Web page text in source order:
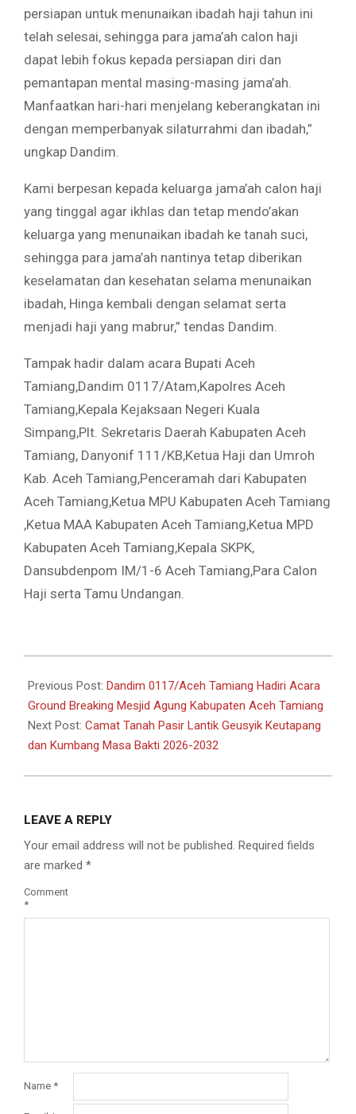
persiapan untuk menunaikan ibadah haji tahun ini
telah selesai, sehingga para jama’ah calon haji
dapat lebih fokus kepada persiapan diri dan
pemantapan mental masing-masing jama’ah.
Manfaatkan hari-hari menjelang keberangkatan ini
dengan memperbanyak silaturrahmi dan ibadah,”
ungkap Dandim.
Kami berpesan kepada keluarga jama’ah calon haji
yang tinggal agar ikhlas dan tetap mendo’akan
keluarga yang menunaikan ibadah ke tanah suci,
sehingga para jama’ah nantinya tetap diberikan
keselamatan dan kesehatan selama menunaikan
ibadah, Hinga kembali dengan selamat serta
menjadi haji yang mabrur,” tendas Dandim.
Tampak hadir dalam acara Bupati Aceh
Tamiang,Dandim 0117/Atam,Kapolres Aceh
Tamiang,Kepala Kejaksaan Negeri Kuala
Simpang,Plt. Sekretaris Daerah Kabupaten Aceh
Tamiang, Danyonif 111/KB,Ketua Haji dan Umroh
Kab. Aceh Tamiang,Penceramah dari Kabupaten
Aceh Tamiang,Ketua MPU Kabupaten Aceh Tamiang
,Ketua MAA Kabupaten Aceh Tamiang,Ketua MPD
Kabupaten Aceh Tamiang,Kepala SKPK,
Dansubdenpom IM/1-6 Aceh Tamiang,Para Calon
Haji serta Tamu Undangan.
05-
08
Previous Post: Dandim 0117/Aceh Tamiang Hadiri Acara
Ground Breaking Mesjid Agung Kabupaten Aceh Tamiang
Next Post: Camat Tanah Pasir Lantik Geusyik Keutapang
dan Kumbang Masa Bakti 2026-2032
LEAVE A REPLY
Your email address will not be published. Required fields
are marked *
Comment
*
Name *